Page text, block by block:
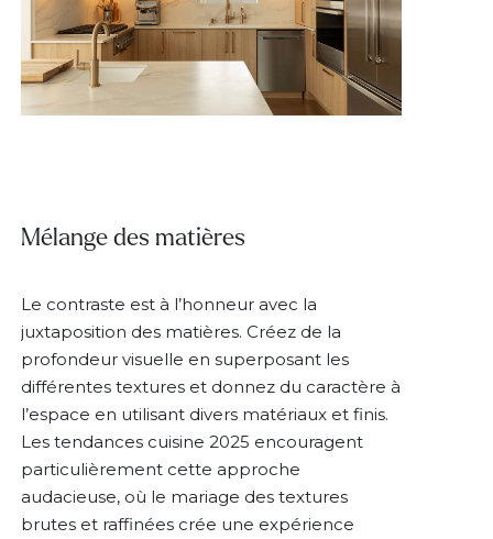
Mélange des matières
Le contraste est à l’honneur avec la
juxtaposition des matières. Créez de la
profondeur visuelle en superposant les
différentes textures et donnez du caractère à
l’espace en utilisant divers matériaux et finis.
Les tendances cuisine 2025 encouragent
particulièrement cette approche
audacieuse, où le mariage des textures
brutes et raffinées crée une expérience